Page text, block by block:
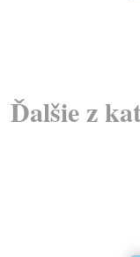
Ďalšie z